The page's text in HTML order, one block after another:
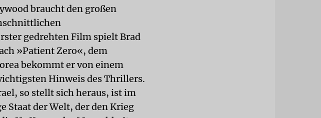
braucht den großen
gedrehten Film spielt Brad
»Patient Zero«, dem
bekommt er von einem
Hinweis des Thrillers.
so stellt sich heraus, ist im
Staat der Welt, der den Krieg